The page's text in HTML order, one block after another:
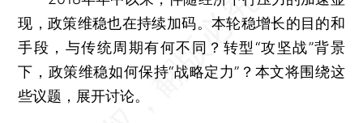
现，政策维稳也在持续加码。本轮稳增长的目的和
手段，与传统周期有何不同？转型“攻坚战”背景
下，政策维稳如何保持“战略定力”？本文将围绕这
些议题，展开讨论。